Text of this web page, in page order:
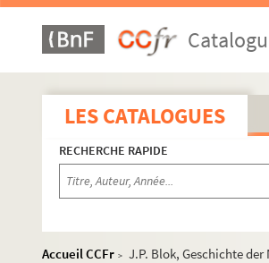
LES CATALOGUES
RECHERCHE RAPIDE
Accueil CCFr > J.P. Blok, Geschichte der
A. Grant, The French
M. Deubel, Le chancelier
Inventare des grossh.
J. Demearteau, Liège et les
Urkundenbuch der Stadt
J. Weston, Doubts about the